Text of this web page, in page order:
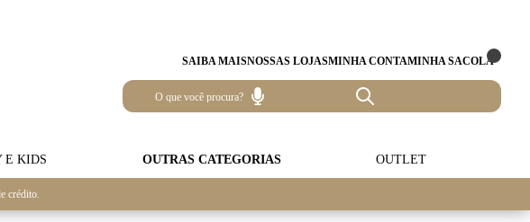
SAIBA MAISNOSSAS LOJASMINHA CONTAMINHA SACOLA
E KIDS OUTRAS CATEGORIAS OUTLET
crédito.